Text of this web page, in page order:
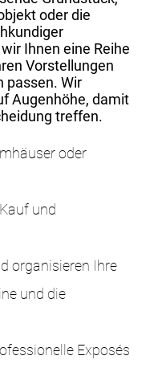
oder die
Ihnen eine Reihe
Vorstellungen
passen. Wir
Augenhöhe, damit
treffen.
oder
und
organisieren Ihre
und die
Exposés